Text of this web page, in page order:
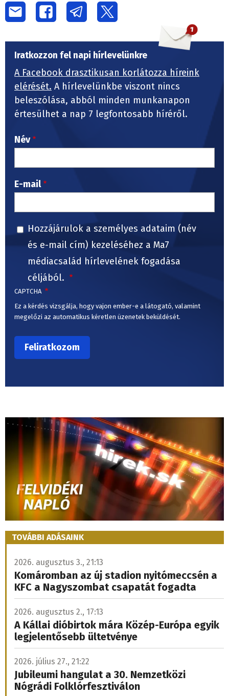
Iratkozzon fel napi hírlevelünkre
A Facebook drasztikusan korlátozza híreink
elérését. A hírlevelünkbe viszont nincs
beleszólása, abból minden munkanapon
értesülhet a nap 7 legfontosabb híréről.
Név
E-mail
Hozzájárulok a személyes adataim (név
és e-mail cím) kezeléséhez a Ma7
médiacsalád hírlevelének fogadása
céljából.
CAPTCHA
Ez a kérdés vizsgálja, hogy vajon ember-e a látogató, valamint
megelőzi az automatikus kéretlen üzenetek beküldését.
TOVÁBBI ADÁSAINK
2026. augusztus 3., 21:13
Komáromban az új stadion nyitómeccsén a
KFC a Nagyszombat csapatát fogadta
2026. augusztus 2., 17:13
A Kállai dióbirtok mára Közép-Európa egyik
legjelentősebb ültetvénye
2026. július 27., 21:22
Jubileumi hangulat a 30. Nemzetközi
Nógrádi Folklórfesztiválon